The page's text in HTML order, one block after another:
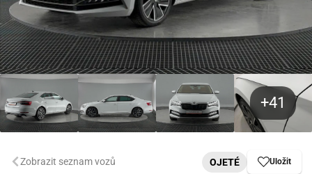
Zobrazit seznam vozů OJETÉ Uložit